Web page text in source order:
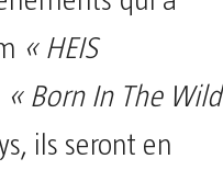
« HEIS
« Born In The Wild
ils seront en